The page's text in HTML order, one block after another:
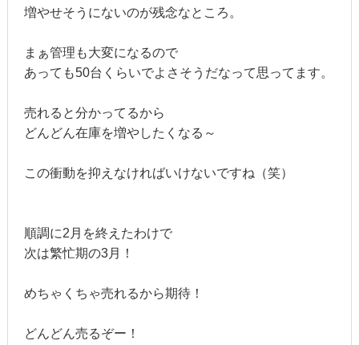
増やせそうにないのが残念なところ。
まぁ管理も大変になるので
あっても50台くらいでよさそうだなって思ってます。
売れると分かってるから
どんどん在庫を増やしたくなる～
この衝動を抑えなければいけないですね（笑）
順調に2月を終えたわけで
次は繁忙期の3月！
めちゃくちゃ売れるから期待！
どんどん売るぞー！